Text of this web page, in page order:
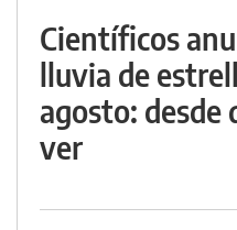
Científicos
lluvia de
agosto: desde
ver